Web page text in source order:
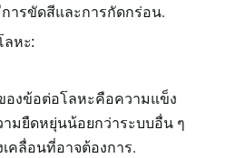
ารขัดสีและการกัดกร่อน.
ลหะ:
องข้อต่อโลหะคือความแข็ง
มยืดหยุ่นน้อยกว่าระบบอื่น ๆ
คลื่อนที่อาจต้องการ.